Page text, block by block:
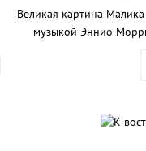
Великая картина
музыкой Эннио